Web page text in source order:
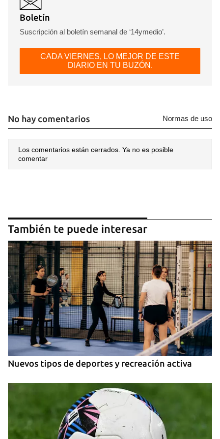
Boletín
Suscripción al boletín semanal de ‘14ymedio’.
CADA VIERNES, LO MEJOR DE ESTE
DIARIO EN TU BUZÓN.
No hay comentarios Normas de uso
Los comentarios están cerrados. Ya no es posible
comentar
También te puede interesar
Nuevos tipos de deportes y recreación activa